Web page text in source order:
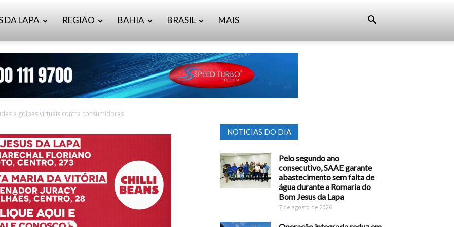
DA LAPA REGIÃO BAHIA BRASIL MAIS
e golpes virtuais contra consumidores
NOTICIAS DO DIA
Pelo segundo ano
consecutivo, SAAE garante
abastecimento sem falta de
água durante a Romaria do
Bom Jesus da Lapa
7 de agosto de 2026